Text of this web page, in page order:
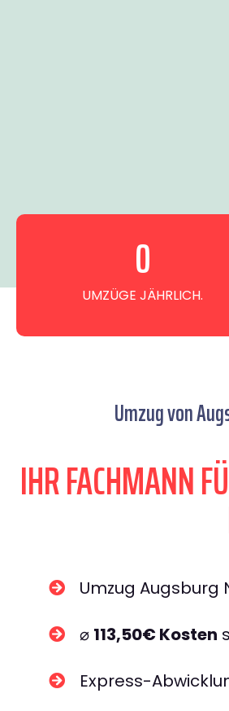
UMZÜGE JÄHRLICH.
0
Umzug von
IHR FACHMANN
Umzug Augsburg
⌀ 113,50€ Kosten
Express-